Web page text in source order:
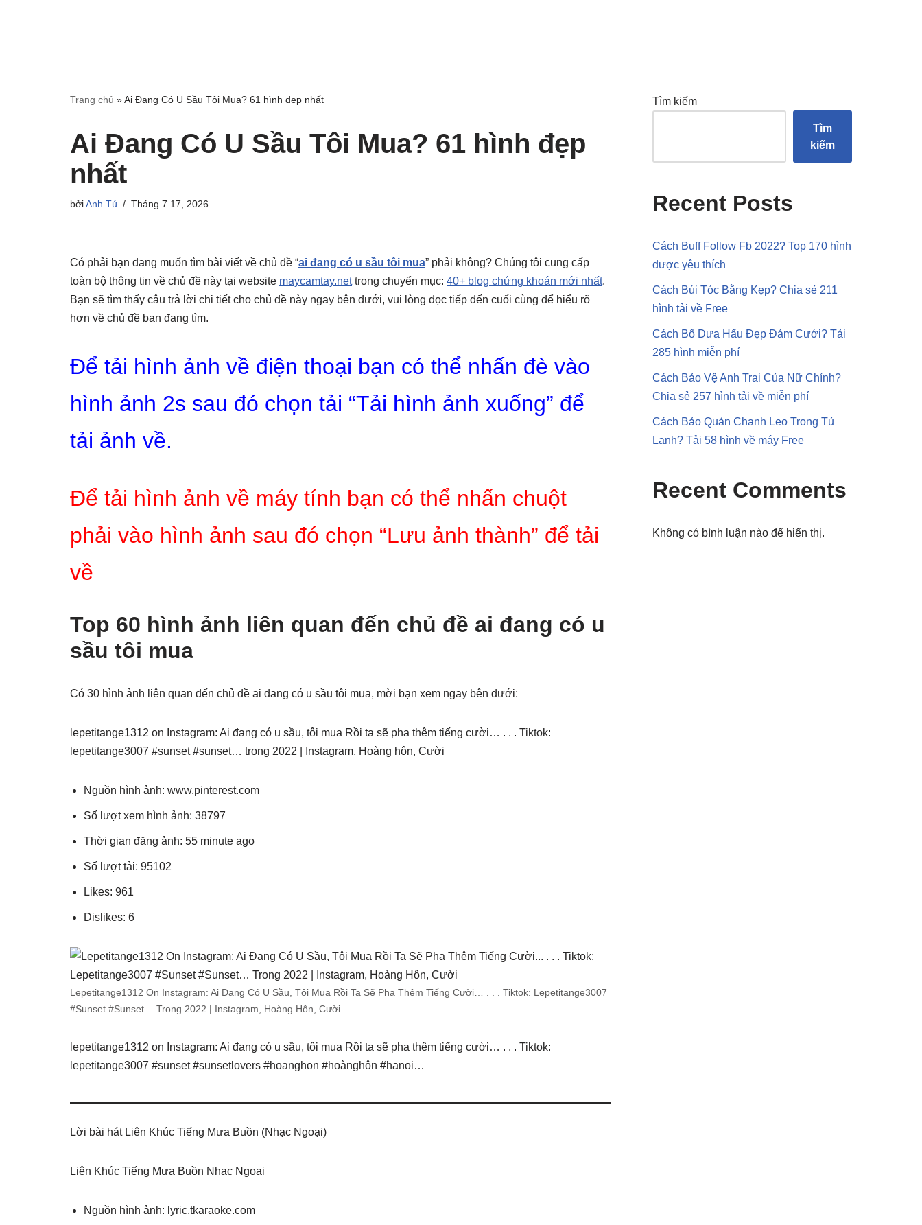
Trang chủ »Ai Đang Có U Sầu Tôi Mua? 61 hình đẹp nhất
Ai Đang Có U Sầu Tôi Mua? 61 hình đẹp
nhất
bởiAnh Tú Tháng 7 17, 2026
Có phải bạn đang muốn tìm bài viết về chủ đề “ai đang có u sầu tôi mua” phải không? Chúng tôi cung cấp
toàn bộ thông tin về chủ đề này tại website maycamtay.nettrong chuyển mục: 40+ blog chứng khoán mới nhất.
Bạn sẽ tìm thấy câu trả lời chi tiết cho chủ đề này ngay bên dưới, vui lòng đọc tiếp đến cuối cùng để hiểu rõ
hơn về chủ đề bạn đang tìm.
Để tải hình ảnh về điện thoại bạn có thể nhấn đè vào
hình ảnh 2s sau đó chọn tải “Tải hình ảnh xuống” để
tải ảnh về.
Để tải hình ảnh về máy tính bạn có thể nhấn chuột
phải vào hình ảnh sau đó chọn “Lưu ảnh thành” để tải
về
Top 60 hình ảnh liên quan đến chủ đề ai đang có u
sầu tôi mua
Có 30 hình ảnh liên quan đến chủ đề ai đang có u sầu tôi mua, mời bạn xem ngay bên dưới:
lepetitange1312 on Instagram: Ai đang có u sầu, tôi mua Rồi ta sẽ pha thêm tiếng cười… . . . Tiktok:
lepetitange3007 #sunset #sunset… trong 2022 | Instagram, Hoàng hôn, Cười
Nguồn hình ảnh: www.pinterest.com
Số lượt xem hình ảnh: 38797
Thời gian đăng ảnh: 55 minute ago
Số lượt tải: 95102
Likes: 961
Dislikes: 6
Lepetitange1312 On Instagram: Ai Đang Có U Sầu, Tôi Mua Rồi Ta Sẽ Pha Thêm Tiếng Cười… . . . Tiktok: Lepetitange3007
#Sunset #Sunset… Trong 2022 | Instagram, Hoàng Hôn, Cười
lepetitange1312 on Instagram: Ai đang có u sầu, tôi mua Rồi ta sẽ pha thêm tiếng cười… . . . Tiktok:
lepetitange3007 #sunset #sunsetlovers #hoanghon #hoànghôn #hanoi…
Lời bài hát Liên Khúc Tiếng Mưa Buồn (Nhạc Ngoại)
Liên Khúc Tiếng Mưa Buồn Nhạc Ngoại
Nguồn hình ảnh: lyric.tkaraoke.com
Tìm kiếm
Tìm
kiếm
Recent Posts
Cách Buff Follow Fb 2022? Top 170 hình
được yêu thích
Cách Búi Tóc Bằng Kẹp? Chia sẻ 211
hình tải về Free
Cách Bổ Dưa Hấu Đẹp Đám Cưới? Tải
285 hình miễn phí
Cách Bảo Vệ Anh Trai Của Nữ Chính?
Chia sẻ 257 hình tải về miễn phí
Cách Bảo Quản Chanh Leo Trong Tủ
Lạnh? Tải 58 hình về máy Free
Recent Comments
Không có bình luận nào để hiển thị.